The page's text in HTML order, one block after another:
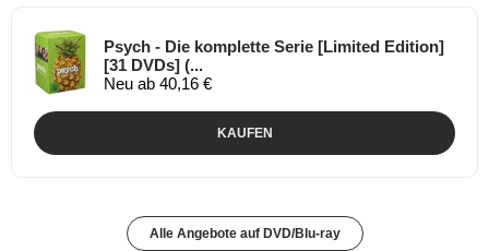
Psych - Die komplette Serie [Limited Edition]
[31 DVDs] (...
Neu ab 40,16 €
KAUFEN
Alle Angebote auf DVD/Blu-ray